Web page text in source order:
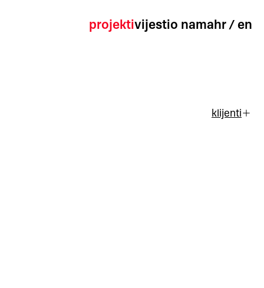
projektivijestio namahr/en
klijenti